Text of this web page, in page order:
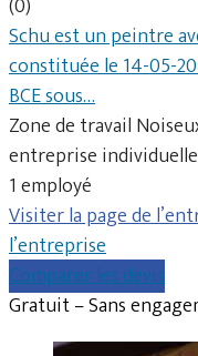
Schu est un peintre
constituée le 14-05-
BCE sous…
Zone de travail
entreprise individuelle
1 employé
Visiter la page de
l’entreprise
Comparer les devis
Gratuit – Sans